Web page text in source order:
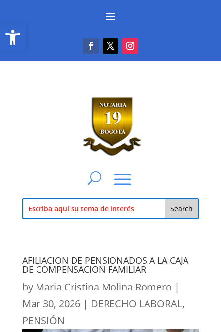
Abrir barra de herramientas
AFILIACION DE PENSIONADOS A LA CAJA
DE COMPENSACION FAMILIAR
by Maria Cristina Molina Romero |
Mar 30, 2026| DERECHO LABORAL,
PENSIÓN